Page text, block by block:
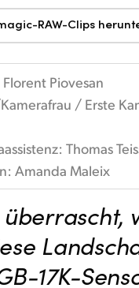
RAW-Clips
Piovesan
/ Erste
Thomas
Amanda Maleix
überrascht,
17K-